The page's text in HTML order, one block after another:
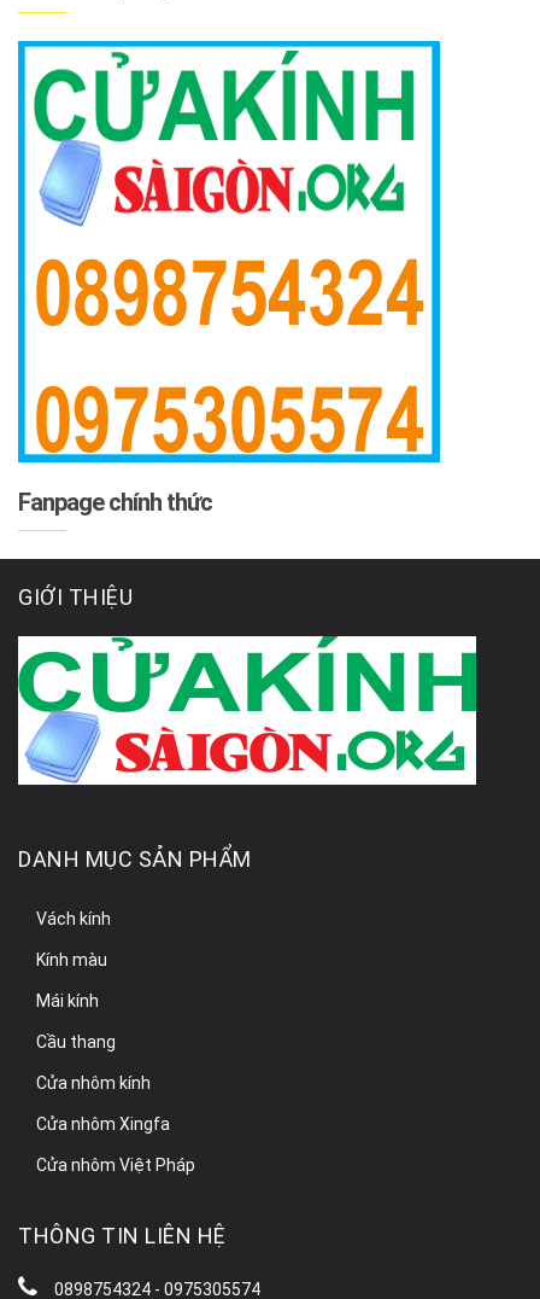
Fanpage chính thức
GIỚI THIỆU
DANH MỤC SẢN PHẨM
Vách kính
Kính màu
Mái kính
Cầu thang
Cửa nhôm kính
Cửa nhôm Xingfa
Cửa nhôm Việt Pháp
THÔNG TIN LIÊN HỆ
0898754324 - 0975305574